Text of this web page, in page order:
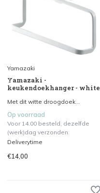
Yamazaki
Yamazaki -
keukendoekhanger - white
Met dit witte droogdoek...
Op voorraad
Voor 14.00 besteld, dezelfde
(werk)dag verzonden.
Deliverytime
€14,00